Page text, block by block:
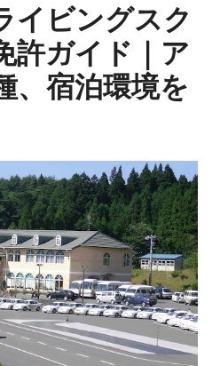
イビングスク
許ガイド｜ア
、宿泊環境を